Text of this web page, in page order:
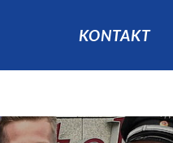
KONTAKT